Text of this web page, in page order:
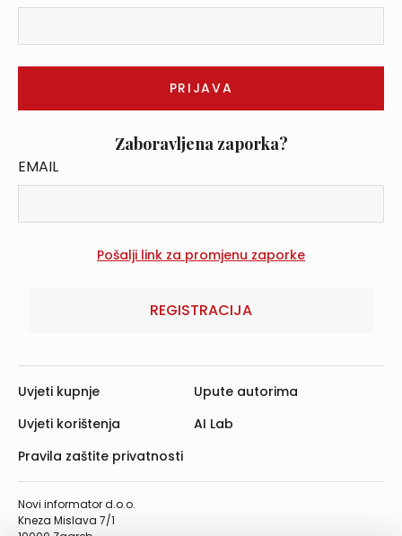
Zaboravljena zaporka?
EMAIL
REGISTRACIJA
Novi informator d.o.o.
Kneza Mislava 7/1
Uvjeti kupnje
Uvjeti korištenja
Pravila zaštite privatnosti
Upute autorima
AI Lab